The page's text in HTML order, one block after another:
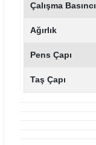
Çalışma Basıncı
Ağırlık
Pens Çapı
Taş Çapı